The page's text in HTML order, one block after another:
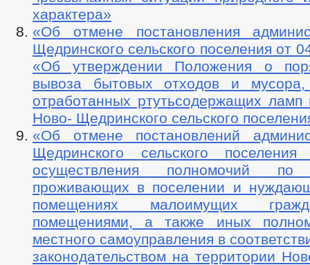
характера»
«Об отмене постановления
Щедринского сельского поселения от
«Об утверждении Положения о
вывоза бытовых отходов и
отработанных ртутьсодержащих ламп
Ново- Щедринского сельского
«Об отмене постановлений
Щедринского сельского
осуществления полномочий по
проживающих в поселении и
помещениях малоимущих
помещениями, а также иных
местного самоуправления в
законодательством на территории